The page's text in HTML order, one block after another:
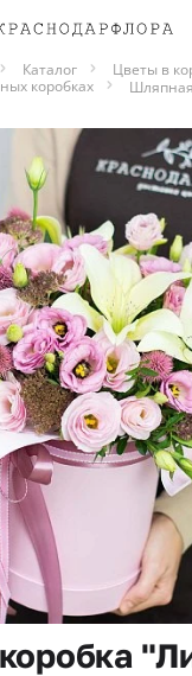
Каталог
Цветы в
коробках